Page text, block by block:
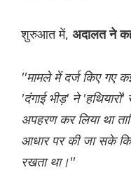
शुरुआत में, अदालत ने
''मामले में दर्ज किए गए
'दंगाई भीड़' ने
अपहरण कर लिया था
आधार पर की जा सके
रखता था।''